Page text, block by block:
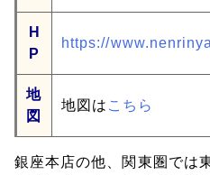
H
P
https://
地
図
地図は こちら
銀座本店の他、関東圏では